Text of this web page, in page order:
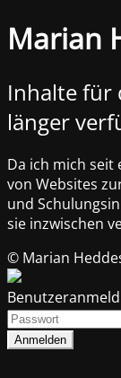
Marian
Inhalte für
länger
Da ich mich
von Websites
und
sie inzwischen
© Marian